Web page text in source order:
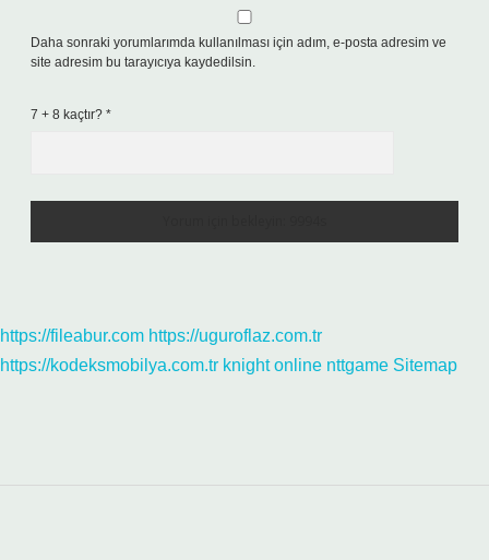
Daha sonraki yorumlarımda kullanılması için adım, e-posta adresim ve
site adresim bu tarayıcıya kaydedilsin.
7 + 8 kaçtır? *
https://fileabur.com https://uguroflaz.com.tr
https://kodeksmobilya.com.tr knight online nttgame Sitemap